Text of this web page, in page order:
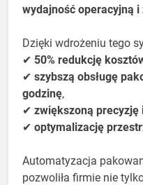
wydajność operacyjną
Dzięki wdrożeniu tego
✔ 50% redukcję
✔ szybszą obsługę
godzinę,
✔ zwiększoną
✔ optymalizację
Automatyzacja
pozwoliła firmie nie